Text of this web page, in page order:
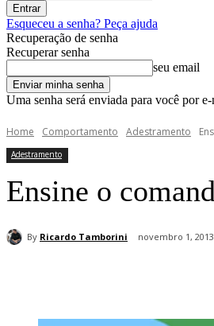
Esqueceu a senha? Peça ajuda
Recuperação de senha
Recuperar senha
seu email
Uma senha será enviada para você por
Home Comportamento Adestramento
Adestramento
Ensine o
By Ricardo Tamborini novembro 1, 2013